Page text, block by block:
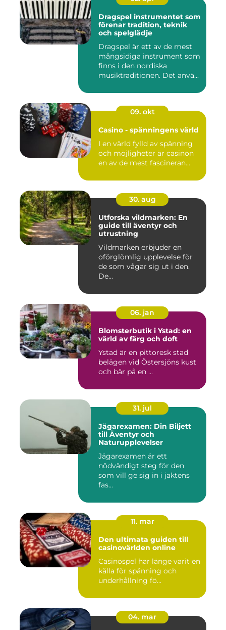
Dragspel instrumentet som
förenar tradition, teknik
och spelglädje
Dragspel är ett av de mest
mångsidiga instrument som
finns i den nordiska
musiktraditionen. Det anvä...
09. okt
Casino - spänningens värld
I en värld fylld av spänning
och möjligheter är casinon
en av de mest fascineran...
30. aug
Utforska vildmarken: En
guide till äventyr och
utrustning
Vildmarken erbjuder en
oförglömlig upplevelse för
de som vågar sig ut i den.
De...
06. jan
Blomsterbutik i Ystad: en
värld av färg och doft
Ystad är en pittoresk stad
belägen vid Östersjöns kust
och bär på en ...
31. jul
Jägarexamen: Din Biljett
till Äventyr och
Naturupplevelser
Jägarexamen är ett
nödvändigt steg för den
som vill ge sig in i jaktens
fas...
11. mar
Den ultimata guiden till
casinovärlden online
Casinospel har länge varit en
källa för spänning och
underhållning fö...
04. mar